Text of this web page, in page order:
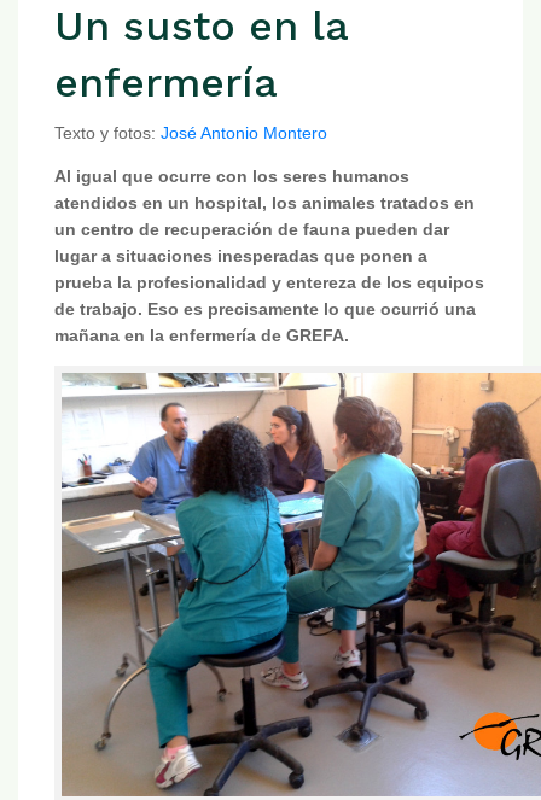
Un susto en la
enfermería
Texto y fotos: José Antonio Montero
Al igual que ocurre con los seres humanos
atendidos en un hospital, los animales tratados en
un centro de recuperación de fauna pueden dar
lugar a situaciones inesperadas que ponen a
prueba la profesionalidad y entereza de los equipos
de trabajo. Eso es precisamente lo que ocurrió una
mañana en la enfermería de GREFA.